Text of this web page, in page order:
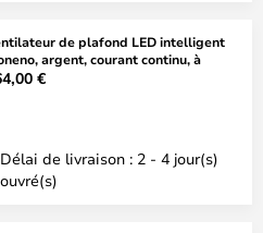
de plafond LED intelligent
argent, courant continu, à
€
Délai de livraison : 2 - 4 jour(s)
ouvré(s)